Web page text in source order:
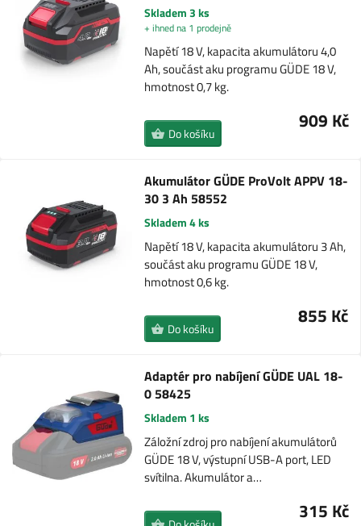
Skladem 3 ks
+ ihned na 1 prodejně
Napětí 18 V, kapacita akumulátoru 4,0
Ah, součást aku programu GÜDE 18 V,
hmotnost 0,7 kg.
909 Kč
Do košíku
Akumulátor GÜDE ProVolt APPV 18-
30 3 Ah 58552
Skladem 4 ks
Napětí 18 V, kapacita akumulátoru 3 Ah,
součást aku programu GÜDE 18 V,
hmotnost 0,6 kg.
855 Kč
Do košíku
Adaptér pro nabíjení GÜDE UAL 18-
0 58425
Skladem 1 ks
Záložní zdroj pro nabíjení akumulátorů
GÜDE 18 V, výstupní USB-A port, LED
svítilna. Akumulátor a…
315 Kč